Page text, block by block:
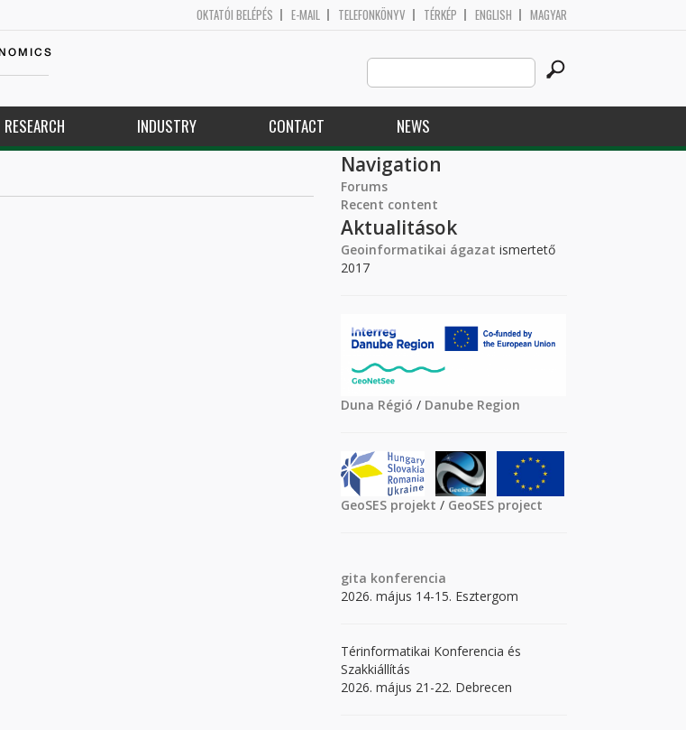
OKTATÓI BELÉPÉS E-MAIL TELEFONKÖNYV TÉRKÉP ENGLISH MAGYAR
Search
this
site
RESEARCH INDUSTRY CONTACT NEWS
Navigation
Forums
Recent content
Aktualitások
Geoinformatikai ágazat ismertető
2017
Duna Régió / Danube Region
GeoSES projekt / GeoSES project
gita konferencia
2026. május 14-15. Esztergom
Térinformatikai Konferencia és
Szakkiállítás
2026. május 21-22. Debrecen